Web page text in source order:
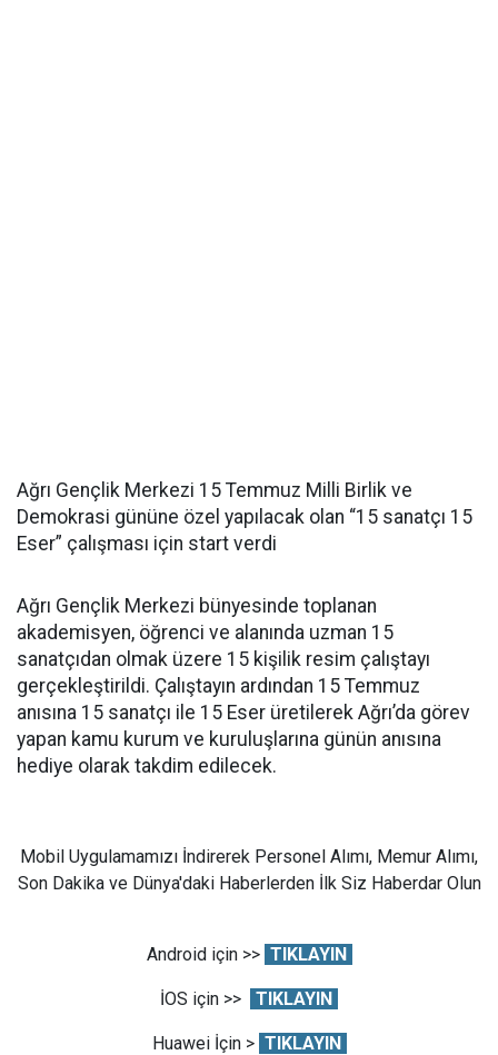
Ağrı Gençlik Merkezi 15 Temmuz Milli Birlik ve
Demokrasi gününe özel yapılacak olan “15 sanatçı 15
Eser” çalışması için start verdi
Ağrı Gençlik Merkezi bünyesinde toplanan
akademisyen, öğrenci ve alanında uzman 15
sanatçıdan olmak üzere 15 kişilik resim çalıştayı
gerçekleştirildi. Çalıştayın ardından 15 Temmuz
anısına 15 sanatçı ile 15 Eser üretilerek Ağrı’da görev
yapan kamu kurum ve kuruluşlarına günün anısına
hediye olarak takdim edilecek.
Mobil Uygulamamızı İndirerek Personel Alımı, Memur Alımı,
Son Dakika ve Dünya'daki Haberlerden İlk Siz Haberdar Olun
Android için >> TIKLAYIN
İOS için >> TIKLAYIN
Huawei İçin > TIKLAYIN